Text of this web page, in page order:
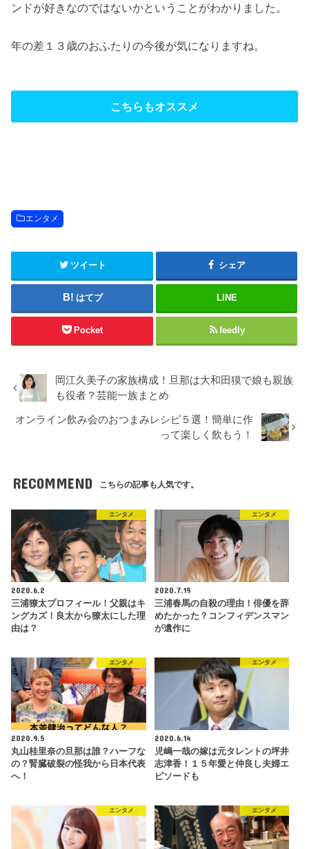
ンドが好きなのではないかということがわかりました。
年の差１３歳のおふたりの今後が気になりますね。
こちらもオススメ
エンタメ
ツイート シェア
はてブ LINE
Pocket feedly
岡江久美子の家族構成！旦那は大和田獏で娘も親族
も役者？芸能一族まとめ
オンライン飲み会のおつまみレシピ５選！簡単に作
って楽しく飲もう！
RECOMMEND こちらの記事も人気です。
エンタメ
2020.6.2
三浦獠太プロフィール！父親はキ
ングカズ！良太から獠太にした理
由は？
エンタメ
2020.7.19
三浦春馬の自殺の理由！俳優を辞
めたかった？コンフィデンスマン
が遺作に
エンタメ
2020.9.5
丸山桂里奈の旦那は誰？ハーフな
の？腎臓破裂の怪我から日本代表
へ！
エンタメ
2020.6.14
児嶋一哉の嫁は元タレントの坪井
志津香！１５年愛と仲良し夫婦エ
ピソードも
エンタメ エンタメ